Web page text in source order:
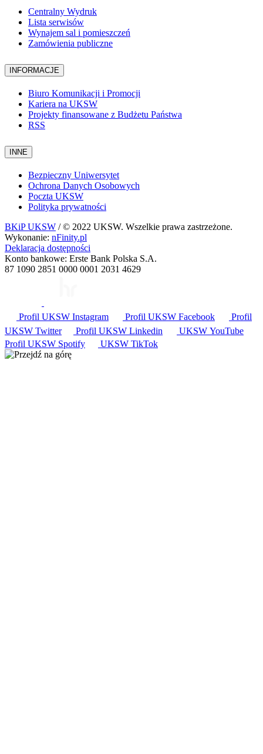
Centralny Wydruk
Lista serwisów
Wynajem sal i pomieszczeń
Zamówienia publiczne
INFORMACJE
Biuro Komunikacji i Promocji
Kariera na UKSW
Projekty finansowane z Budżetu Państwa
RSS
INNE
Bezpieczny Uniwersytet
Ochrona Danych Osobowych
Poczta UKSW
Polityka prywatności
BKiP UKSW / © 2022 UKSW. Wszelkie prawa zastrzeżone.
Wykonanie: nFinity.pl
Deklaracja dostępności
Konto bankowe: Erste Bank Polska S.A.
87 1090 2851 0000 0001 2031 4629
Profil UKSW Instagram Profil UKSW Facebook
Profil
UKSW Twitter Profil UKSW Linkedin UKSW YouTube
Profil UKSW Spotify UKSW TikTok